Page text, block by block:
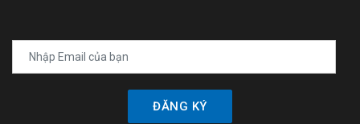
ĐĂNG KÝ